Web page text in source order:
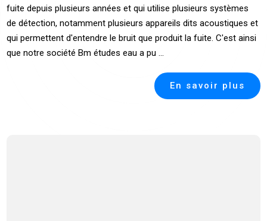
fuite depuis plusieurs années et qui utilise plusieurs systèmes
de détection, notamment plusieurs appareils dits acoustiques et
qui permettent d'entendre le bruit que produit la fuite. C'est ainsi
que notre société Bm études eau a pu ...
En savoir plus